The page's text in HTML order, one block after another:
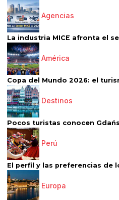
Agencias
La industria MICE afronta el
América
Copa del Mundo 2026: el
Destinos
Pocos turistas conocen
Perú
El perfil y las preferencias de
Europa